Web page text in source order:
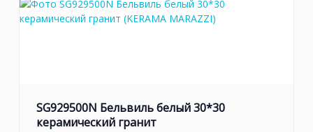
SG929500N Бельвиль белый 30*30
керамический гранит